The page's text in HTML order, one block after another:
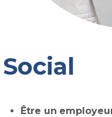
Social
Être un